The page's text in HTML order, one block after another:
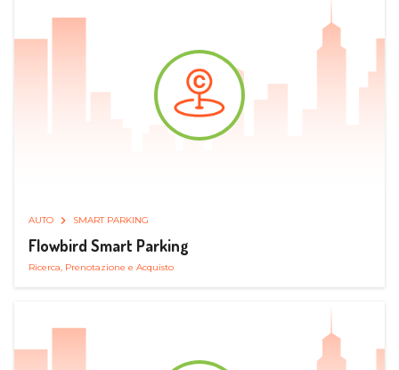
AUTO SMART PARKING
Flowbird Smart Parking
Ricerca, Prenotazione e Acquisto